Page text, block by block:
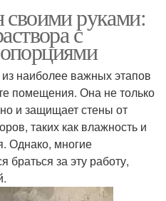
своими руками:
с
наиболее важных этапов
помещения. Она не только
и защищает стены от
таких как влажность и
Однако, многие
за эту работу,